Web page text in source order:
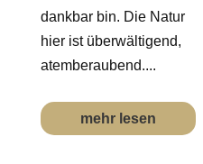
dankbar bin. Die Natur
hier ist überwältigend,
atemberaubend....
mehr lesen